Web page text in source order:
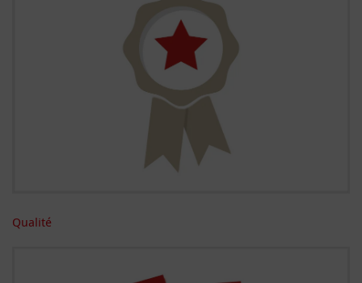
Qualité